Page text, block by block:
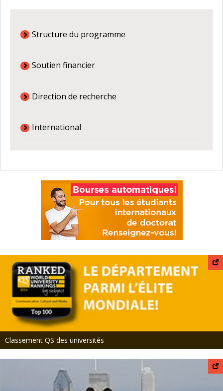
Structure du programme
Soutien financier
Direction de recherche
International
Classement QS des universités